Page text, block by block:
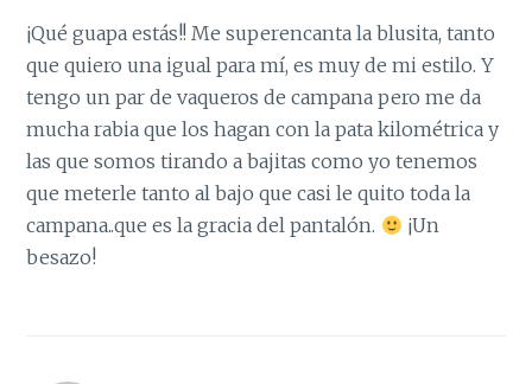
¡Qué guapa estás!! Me superencanta la blusita, tanto
que quiero una igual para mí, es muy de mi estilo. Y
tengo un par de vaqueros de campana pero me da
mucha rabia que los hagan con la pata kilométrica y
las que somos tirando a bajitas como yo tenemos
que meterle tanto al bajo que casi le quito toda la
campana..que es la gracia del pantalón.
¡Un
besazo!